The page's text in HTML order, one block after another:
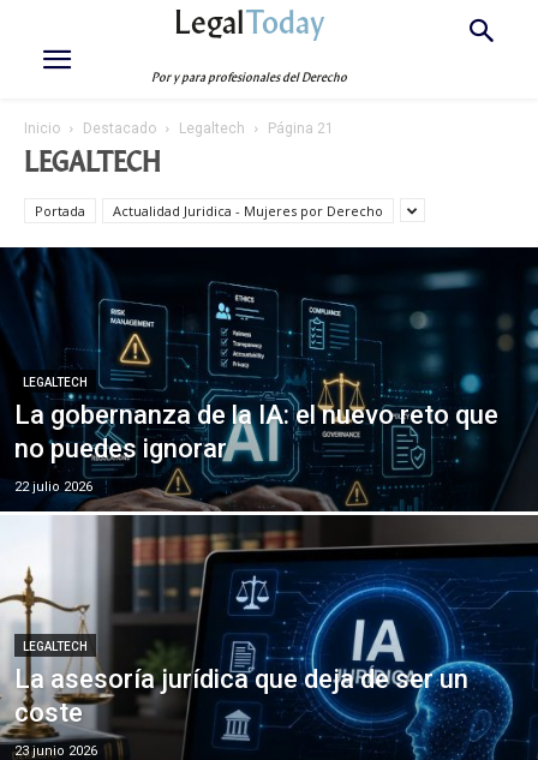
LegalToday
Por y para profesionales del Derecho
Inicio Destacado Legaltech Página 21
LEGALTECH
Portada Actualidad Juridica - Mujeres por Derecho
LEGALTECH
La gobernanza de la IA: el nuevo reto que
no puedes ignorar
22 julio 2026
LEGALTECH
La asesoría jurídica que deja de ser un
coste
23 junio 2026